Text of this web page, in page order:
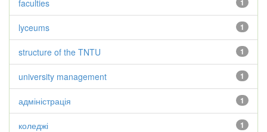
1
faculties
1
lyceums
1
structure of the TNTU
1
university management
1
адміністрація
1
коледжі